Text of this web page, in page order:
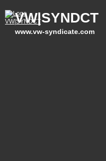
VW|SYNDCT
www.vw-syndicate.com